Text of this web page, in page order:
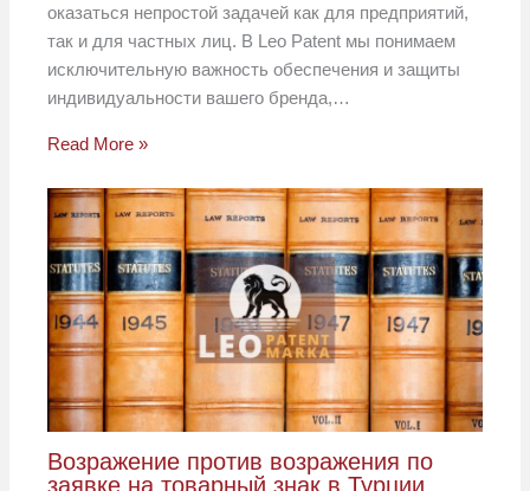
оказаться непростой задачей как для предприятий,
так и для частных лиц. В Leo Patent мы понимаем
исключительную важность обеспечения и защиты
индивидуальности вашего бренда,…
Read More »
Возражение против возражения по
заявке на товарный знак в Турции